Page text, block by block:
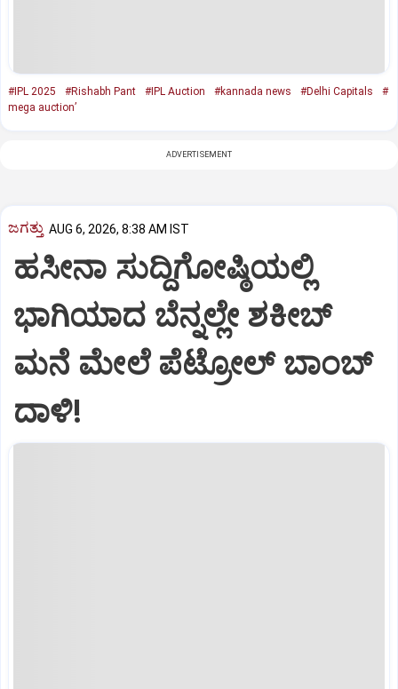
#IPL 2025 #Rishabh Pant #IPL Auction #kannada news #Delhi Capitals
#
mega auction’
ADVERTISEMENT
ಜಗತ್ತು AUG 6, 2026, 8:38 AM IST
ಹಸೀನಾ ಸುದ್ದಿಗೋಷ್ಠಿಯಲ್ಲಿ
ಭಾಗಿಯಾದ ಬೆನ್ನಲ್ಲೇ ಶಕೀಬ್
ಮನೆ ಮೇಲೆ ಪೆಟ್ರೋಲ್ ಬಾಂಬ್
ದಾಳಿ!